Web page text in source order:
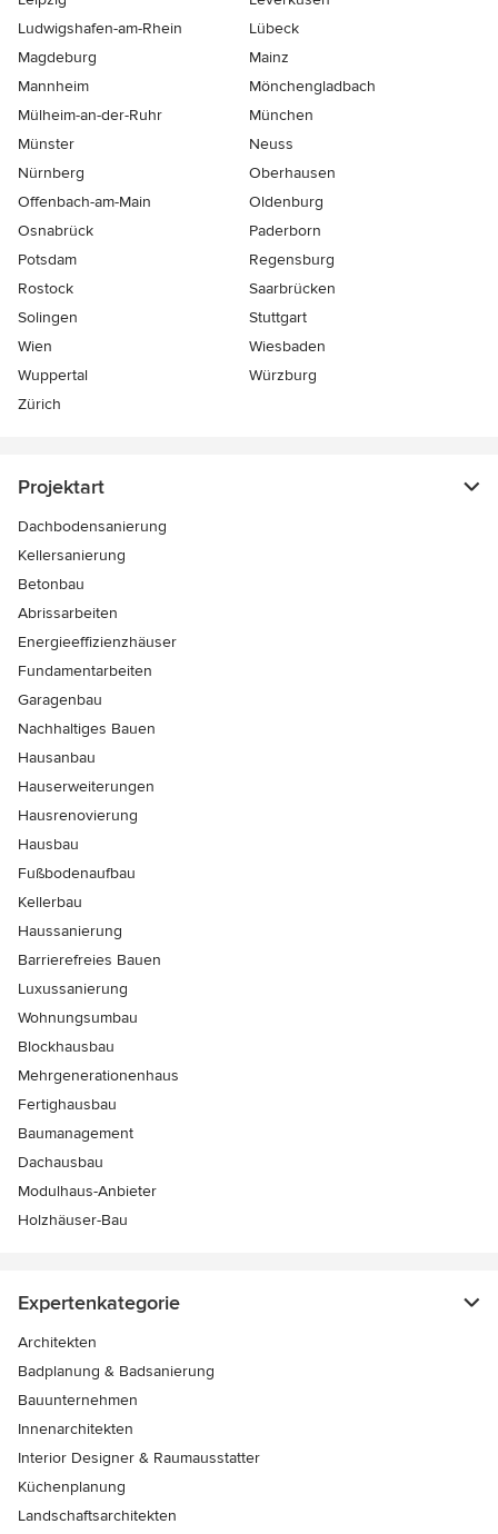
Ludwigshafen-am-Rhein
Lübeck
Magdeburg
Mainz
Mannheim
Mönchen­gladbach
Mülheim-an-der-Ruhr
München
Münster
Neuss
Nürnberg
Oberhausen
Offenbach-am-Main
Oldenburg
Osnabrück
Paderborn
Potsdam
Regensburg
Rostock
Saarbrücken
Solingen
Stuttgart
Wien
Wiesbaden
Wuppertal
Würzburg
Zürich
Projektart
Dachbodensanierung
Kellersanierung
Betonbau
Abrissarbeiten
Energieeffizienzhäuser
Fundamentarbeiten
Garagenbau
Nachhaltiges Bauen
Hausanbau
Hauserweiterungen
Hausrenovierung
Hausbau
Fußbodenaufbau
Kellerbau
Haussanierung
Barrierefreies Bauen
Luxussanierung
Wohnungsumbau
Blockhausbau
Mehrgenerationenhaus
Fertighausbau
Baumanagement
Dachausbau
Modulhaus-Anbieter
Holzhäuser-Bau
Expertenkategorie
Architekten
Badplanung & Badsanierung
Bauunternehmen
Innenarchitekten
Interior Designer & Raumausstatter
Küchenplanung
Landschaftsarchitekten